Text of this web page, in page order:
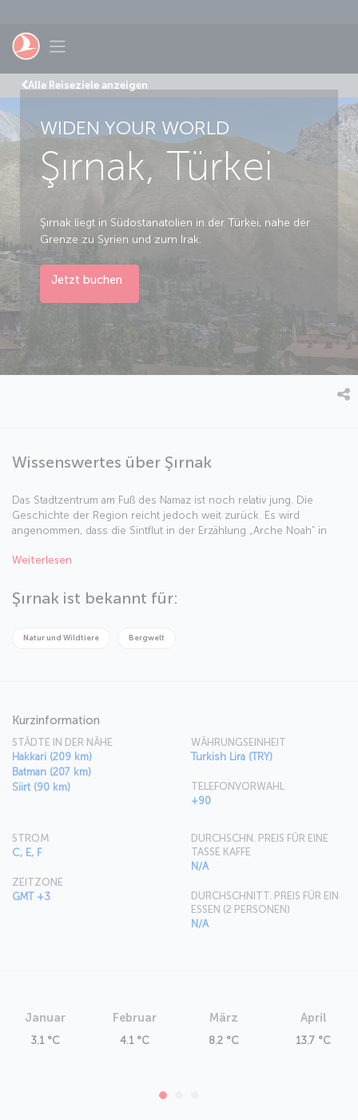
Toggle navigation
Alle Reiseziele anzeigen
WIDEN YOUR WORLD
Şırnak, Türkei
Şırnak liegt in Südostanatolien in der Türkei, nahe der
Grenze zu Syrien und zum Irak.
Jetzt buchen
Wissenswertes über Şırnak
Das Stadtzentrum am Fuß des Namaz ist noch relativ jung. Die
Geschichte der Region reicht jedoch weit zurück. Es wird
angenommen, dass die Sintflut in der Erzählung „Arche Noah“ in
Şırnak ist eine beeindruckende Stadt, die die Gründung unzähliger
Sehen wir uns diese Stadt einmal genauer an ...
Weiterlesen
Şırnak ist bekannt für:
Natur und Wildtiere Bergwelt
Kurzinformation
STÄDTE IN DER NÄHE
Hakkari (209 km)
Batman (207 km)
Siirt (90 km)
WÄHRUNGSEINHEIT
Turkish Lira (TRY)
TELEFONVORWAHL
+90
STROM
C, E, F
ZEITZONE
GMT +3
DURCHSCHN. PREIS FÜR EINE
TASSE KAFFE
N/A
DURCHSCHNITT. PREIS FÜR EIN
ESSEN (2 PERSONEN)
N/A
Januar
3.1 °C
Februar
4.1 °C
März
8.2 °C
April
13.7 °C